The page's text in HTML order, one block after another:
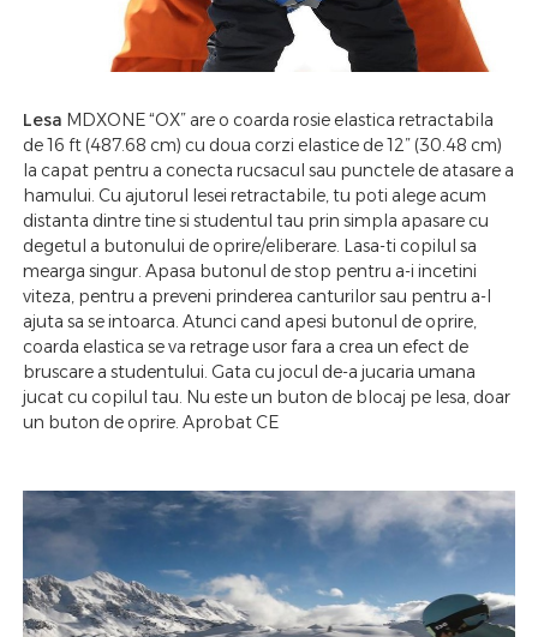
Lesa MDXONE “OX” are o coarda rosie elastica retractabila
de 16 ft (487.68 cm) cu doua corzi elastice de 12” (30.48 cm)
la capat pentru a conecta rucsacul sau punctele de atasare a
hamului. Cu ajutorul lesei retractabile, tu poti alege acum
distanta dintre tine si studentul tau prin simpla apasare cu
degetul a butonului de oprire/eliberare. Lasa-ti copilul sa
mearga singur. Apasa butonul de stop pentru a-i incetini
viteza, pentru a preveni prinderea canturilor sau pentru a-l
ajuta sa se intoarca. Atunci cand apesi butonul de oprire,
coarda elastica se va retrage usor fara a crea un efect de
bruscare a studentului. Gata cu jocul de-a jucaria umana
jucat cu copilul tau. Nu este un buton de blocaj pe lesa, doar
un buton de oprire. Aprobat CE